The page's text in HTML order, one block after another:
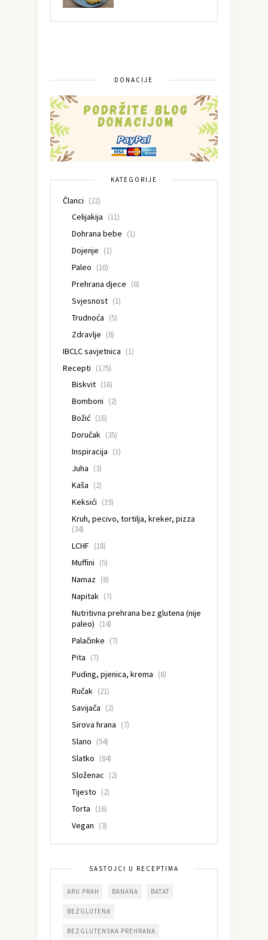
DONACIJE
KATEGORIJE
Članci (22)
Celijakija (11)
Dohrana bebe (1)
Dojenje (1)
Paleo (10)
Prehrana djece (8)
Svjesnost (1)
Trudnoća (5)
Zdravlje (8)
IBCLC savjetnica (1)
Recepti (175)
Biskvit (16)
Bomboni (2)
Božić (16)
Doručak (35)
Inspiracija (1)
Juha (3)
Kaša (2)
Keksići (19)
Kruh, pecivo, tortilja, kreker, pizza
(34)
LCHF (18)
Muffini (5)
Namaz (8)
Napitak (7)
Nutritivna prehrana bez glutena (nije
paleo) (14)
Palačinke (7)
Pita (7)
Puding, pjenica, krema (8)
Ručak (21)
Savijača (2)
Sirova hrana (7)
Slano (54)
Slatko (84)
Složenac (2)
Tijesto (2)
Torta (16)
Vegan (3)
SASTOJCI U RECEPTIMA
ARU PRAH BANANA BATAT
BEZGLUTENA
BEZGLUTENSKA PREHRANA